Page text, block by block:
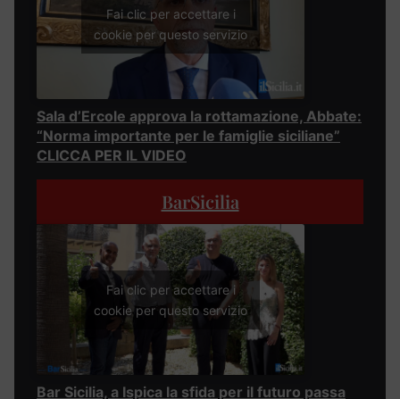
Fai clic per accettare i
cookie per questo servizio
Sala d’Ercole approva la rottamazione, Abbate:
“Norma importante per le famiglie siciliane”
CLICCA PER IL VIDEO
BarSicilia
Fai clic per accettare i
cookie per questo servizio
Bar Sicilia, a Ispica la sfida per il futuro passa